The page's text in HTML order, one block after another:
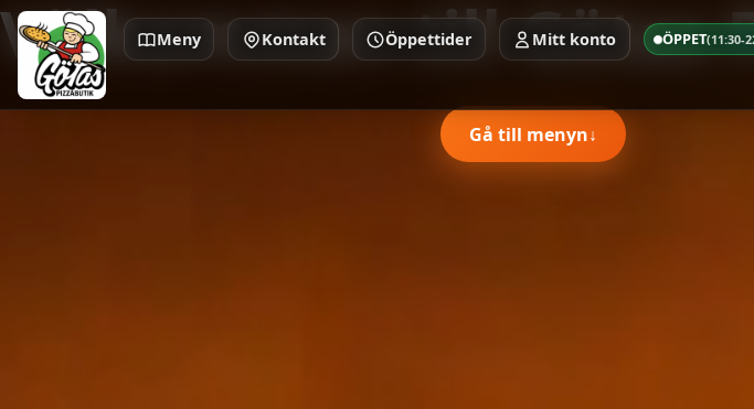
Meny Kontakt Öppettider Mitt konto ÖPPET(11:30-
Välkommen till Götas
Gå till menyn↓